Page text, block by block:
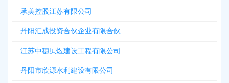
承美控股江苏有限公司
丹阳汇成投资合伙企业有限合伙
江苏中穗贝煜建设工程有限公司
丹阳市欣源水利建设有限公司